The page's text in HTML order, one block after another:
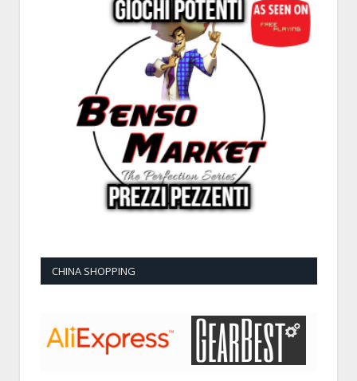
CHINA SHOPPING